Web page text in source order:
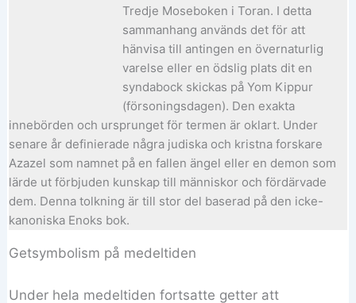
Tredje Moseboken i Toran. I detta
sammanhang används det för att
hänvisa till antingen en övernaturlig
varelse eller en ödslig plats dit en
syndabock skickas på Yom Kippur
(försoningsdagen). Den exakta
innebörden och ursprunget för termen är oklart. Under
senare år definierade några judiska och kristna forskare
Azazel som namnet på en fallen ängel eller en demon som
lärde ut förbjuden kunskap till människor och fördärvade
dem. Denna tolkning är till stor del baserad på den icke-
kanoniska Enoks bok.
Getsymbolism på medeltiden
Under hela medeltiden fortsatte getter att